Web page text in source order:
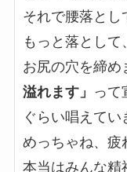
それで腰落とし
もっと落として
お尻の穴を締め
溢れます」 って
ぐらい唱えてい
めっちゃね、疲
本当はみんな精